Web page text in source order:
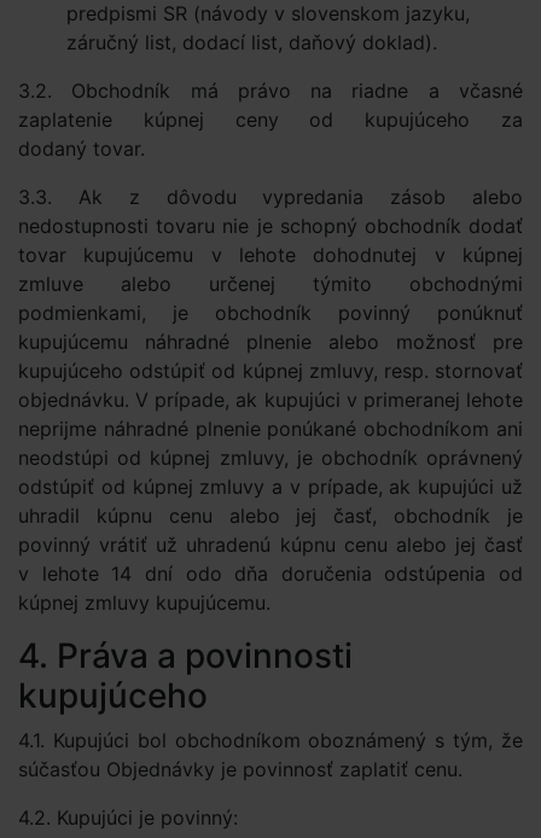
predpismi SR (návody v slovenskom jazyku,
záručný list, dodací list, daňový doklad).
3.2. Obchodník má právo na riadne a včasné
zaplatenie kúpnej ceny od kupujúceho za
dodaný tovar.
3.3. Ak z dôvodu vypredania zásob alebo
nedostupnosti tovaru nie je schopný obchodník dodať
tovar kupujúcemu v lehote dohodnutej v kúpnej
zmluve alebo určenej týmito obchodnými
podmienkami, je obchodník povinný ponúknuť
kupujúcemu náhradné plnenie alebo možnosť pre
kupujúceho odstúpiť od kúpnej zmluvy, resp. stornovať
objednávku. V prípade, ak kupujúci v primeranej lehote
neprijme náhradné plnenie ponúkané obchodníkom ani
neodstúpi od kúpnej zmluvy, je obchodník oprávnený
odstúpiť od kúpnej zmluvy a v prípade, ak kupujúci už
uhradil kúpnu cenu alebo jej časť, obchodník je
povinný vrátiť už uhradenú kúpnu cenu alebo jej časť
v lehote 14 dní odo dňa doručenia odstúpenia od
kúpnej zmluvy kupujúcemu.
4. Práva a povinnosti
kupujúceho
4.1. Kupujúci bol obchodníkom oboznámený s tým, že
súčasťou Objednávky je povinnosť zaplatiť cenu.
4.2. Kupujúci je povinný: